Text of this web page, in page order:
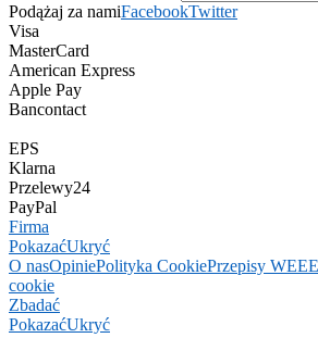
Podążaj za namiFacebookTwitter
Visa
MasterCard
American Express
Apple Pay
Bancontact
EPS
Klarna
Przelewy24
PayPal
Firma
PokazaćUkryć
O nasOpiniePolityka CookiePrzepisy WEEE
cookie
Zbadać
PokazaćUkryć